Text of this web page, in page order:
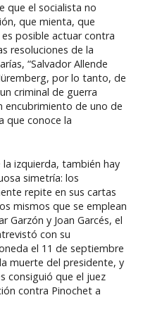
que el socialista no
que mienta, que
posible actuar contra
resoluciones de la
“Salvador Allende
por lo tanto, de
criminal de guerra
encubrimiento de uno de
que conoce la
izquierda, también hay
simetría: los
repite en sus cartas
mismos que se emplean
Garzón y Joan Garcés, el
con su
el 11 de septiembre
muerte del presidente, y
consiguió que el juez
contra Pinochet a